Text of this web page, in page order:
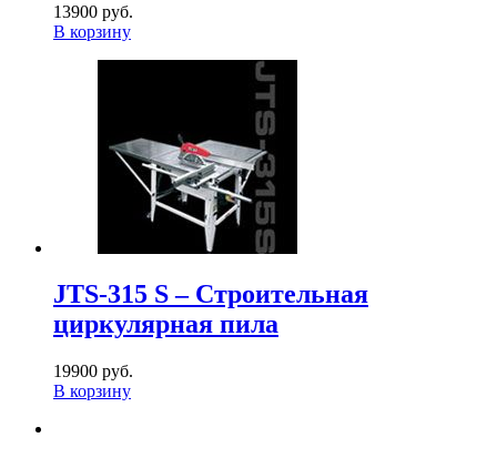
13900 руб.
В корзину
JTS-315 S – Строительная
циркулярная пила
19900 руб.
В корзину